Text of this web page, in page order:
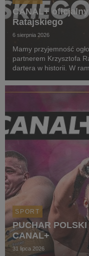
CANAL+
Ratajskiego
6 sierpnia 2026
Mamy przyjemność
partnerem Krzysztofa
dartera w historii. W
startowych naszego
SPORT
PUCHAR
CANAL+
31 lipca 2026